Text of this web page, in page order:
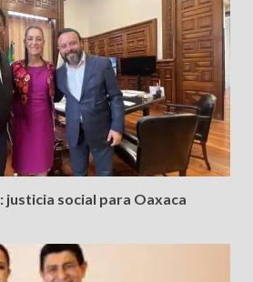
justicia social para Oaxaca